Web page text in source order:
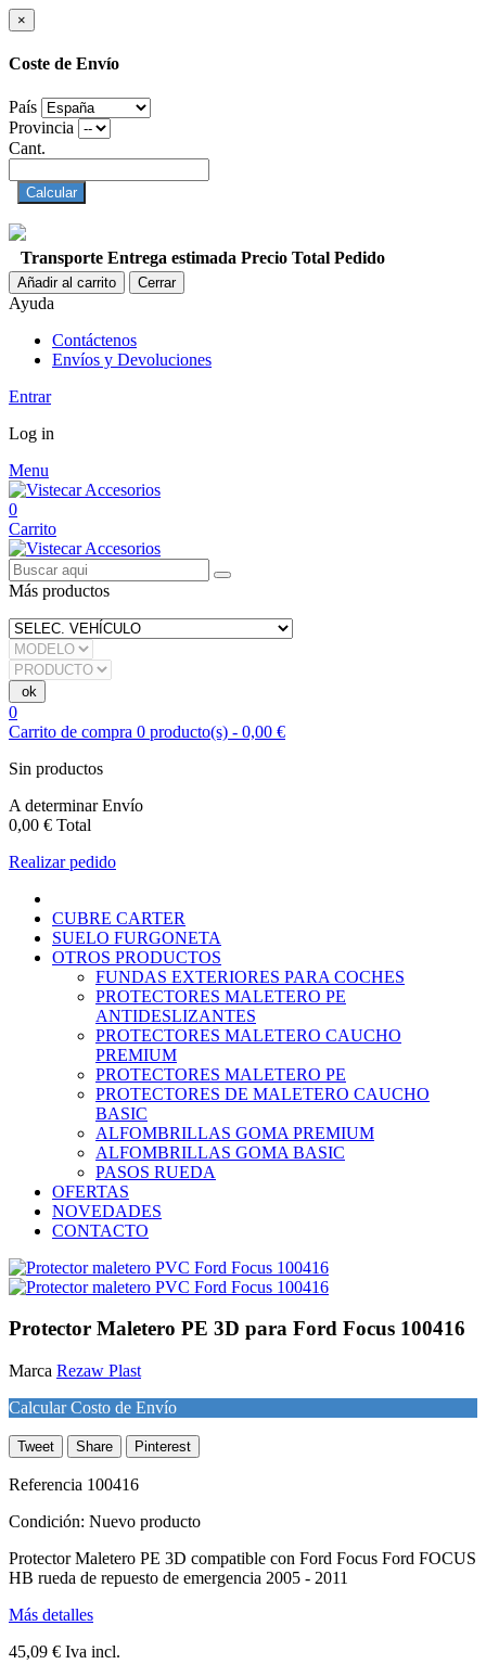
×
Coste de Envío
País
Provincia
Cant.
Calcular
Transporte Entrega estimada Precio Total Pedido
Añadir al carrito Cerrar
Ayuda
Contáctenos
Envíos y Devoluciones
Entrar
Log in
Menu
0
Carrito
Más productos
0
Carrito de compra 0 producto(s) - 0,00 €
Sin productos
A determinarEnvío
0,00 € Total
Realizar pedido
CUBRE CARTER
SUELO FURGONETA
OTROS PRODUCTOS
FUNDAS EXTERIORES PARA COCHES
PROTECTORES MALETERO PE
ANTIDESLIZANTES
PROTECTORES MALETERO CAUCHO
PREMIUM
PROTECTORES MALETERO PE
PROTECTORES DE MALETERO CAUCHO
BASIC
ALFOMBRILLAS GOMA PREMIUM
ALFOMBRILLAS GOMA BASIC
PASOS RUEDA
OFERTAS
NOVEDADES
CONTACTO
Protector Maletero PE 3D para Ford Focus 100416
Marca Rezaw Plast
Calcular Costo de Envío
Tweet Share Pinterest
Referencia 100416
Condición: Nuevo producto
Protector Maletero PE 3D compatible con Ford Focus Ford FOCUS
HB rueda de repuesto de emergencia 2005 - 2011
Más detalles
45,09 € Iva incl.